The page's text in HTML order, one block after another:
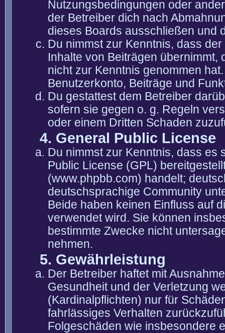
Nutzungsbedingungen oder
der Betreiber dich nach
dieses Boards ausschließen und
Du nimmst zur Kenntnis, dass
Inhalte von Beiträgen übernimmt,
nicht zur Kenntnis genommen
Benutzerkonto, Beiträge und
Du gestattest dem Betreiber
sofern sie gegen o. g. Regeln
oder einem Dritten Schaden
4. General Public License
Du nimmst zur Kenntnis, dass es
Public License (GPL)
(www.phpbb.com) handelt;
deutschsprachige Community
Beide haben keinen Einfluss auf
verwendet wird. Sie können
bestimmte Zwecke nicht
nehmen.
5. Gewährleistung
Der Betreiber haftet mit
Gesundheit und der Verletzung
(Kardinalpflichten) nur für
fahrlässiges Verhalten
Folgeschäden wie insbesondere